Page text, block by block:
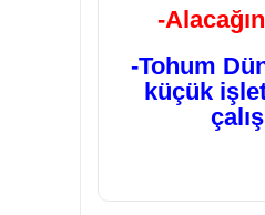
-
-Tohum
küçük